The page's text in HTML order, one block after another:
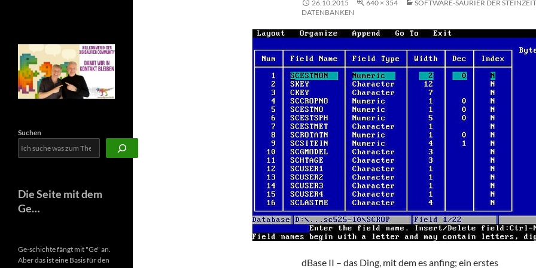
26.10.2015 640 × 354
SOFTWARE-SAURIER DER
DATENBANKEN
dBase II – das Ding, mit dem es anfing; ein erstes
Suchen
Die Seite mit dem
Ge…
Ge-schichte fängt mit "Ge" an.
Aber das ist eine Basis für den